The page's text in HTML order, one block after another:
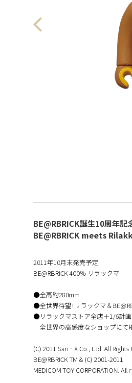
BE@RBRICK誕生10周年記
BE@RBRICK meets
2011年10月末発売予定
BE@RBRICK 400％ リラックマ
●全高約280mm
●全世界待望! リラックマ＆
●リラックマストア全店＋1/6計
全世界の高感度なショップにて
(C) 2011 San‐X Co., Ltd. All Rights
BE@RBRICK TM & (C) 2001-2011
MEDICOM TOY CORPORATION.